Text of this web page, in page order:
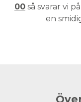
00 så svarar vi
en